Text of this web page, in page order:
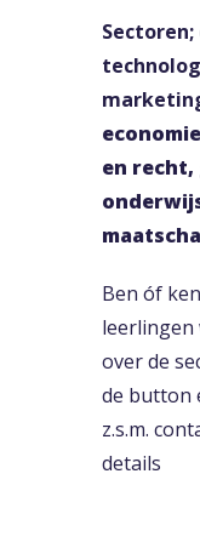
en recht,
Ben óf
leerlingen
over de
de button
z.s.m.
details